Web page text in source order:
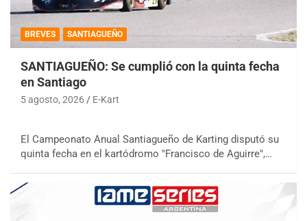
BREVES SANTIAGUEÑO
SANTIAGUEÑO: Se cumplió con la quinta fecha
en Santiago
5 agosto, 2026 E-Kart
El Campeonato Anual Santiagueño de Karting disputó su
quinta fecha en el kartódromo "Francisco de Aguirre",…